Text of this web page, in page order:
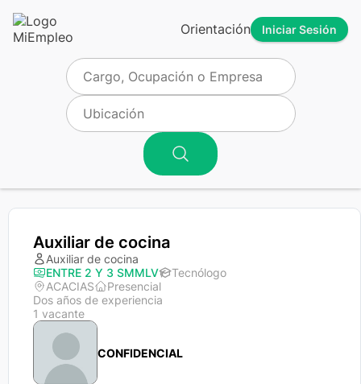
Orientación Iniciar Sesión
Auxiliar de cocina
Auxiliar de cocina
ENTRE 2 Y 3 SMMLV
Tecnólogo
ACACIAS
Presencial
Dos años de experiencia
1 vacante
CONFIDENCIAL